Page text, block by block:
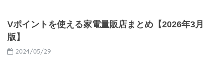
Vポイントを使える家電量販店まとめ【2026年3月
版】
2024/05/29